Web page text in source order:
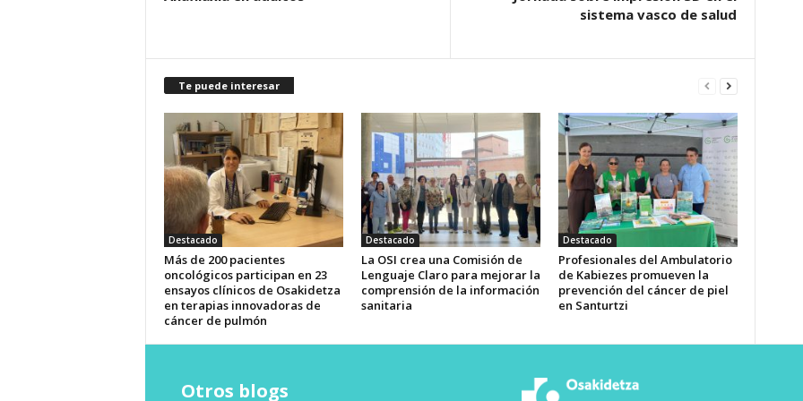
sistema vasco de salud
Te puede interesar
Destacado
Más de 200 pacientes
oncológicos participan en 23
ensayos clínicos de Osakidetza
en terapias innovadoras de
cáncer de pulmón
Destacado
La OSI crea una Comisión de
Lenguaje Claro para mejorar la
comprensión de la información
sanitaria
Destacado
Profesionales del Ambulatorio
de Kabiezes promueven la
prevención del cáncer de piel
en Santurtzi
Otros blogs